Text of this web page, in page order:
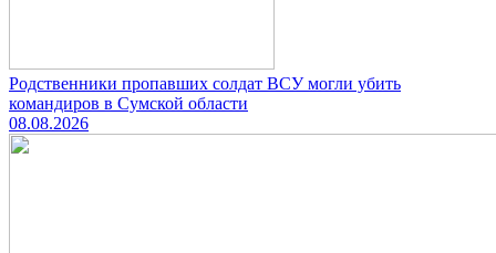
Родственники пропавших солдат ВСУ могли убить
командиров в Сумской области
08.08.2026